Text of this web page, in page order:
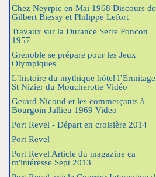
Chez Neyrpic en Mai 1968 Discours de
Gilbert Biessy et Philippe Lefort
Travaux sur la Durance Serre Poncon
1957
Grenoble se prépare pour les Jeux
Olympiques
L’histoire du mythique hôtel l’Ermitage
St Nizier du Moucherotte Vidéo
Gerard Nicoud et les commerçants à
Bourgoin Jallieu 1969 Video
Port Revel - Départ en croisière 2014
Port Revel
Port Revel Article du magazine ça
m'intéresse Sept 2013